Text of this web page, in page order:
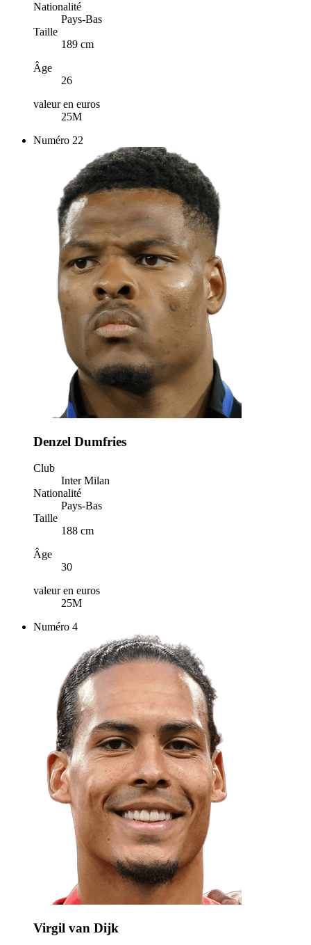
Nationalité
Pays-Bas
Taille
189 cm
Âge
26
valeur en euros
25M
Numéro 22
Denzel Dumfries
Club
Inter Milan
Nationalité
Pays-Bas
Taille
188 cm
Âge
30
valeur en euros
25M
Numéro 4
Virgil van Dijk